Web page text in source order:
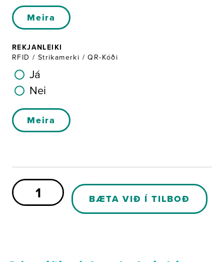
Meira
REKJANLEIKI
RFID / Strikamerki / QR-Kóði
Já
Nei
Meira
Stútur
fyrir
norrænt
BÆTA VIÐ Í TILBOÐ